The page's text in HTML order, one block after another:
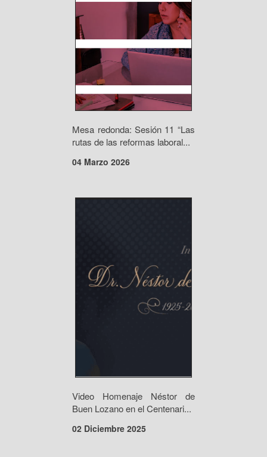
Mesa redonda: Sesión 11 “Las
rutas de las reformas laboral...
04 Marzo 2026
Video Homenaje Néstor de
Buen Lozano en el Centenari...
02 Diciembre 2025